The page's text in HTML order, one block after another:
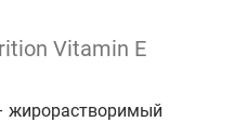
Vitamin E
жирорастворимый